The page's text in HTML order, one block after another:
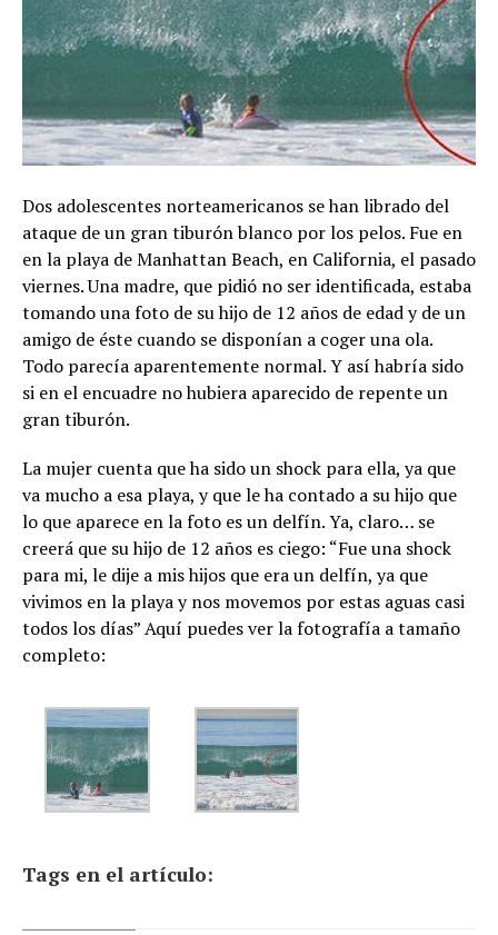
Dos adolescentes norteamericanos se han librado del
ataque de un gran tiburón blanco por los pelos. Fue en
en la playa de Manhattan Beach, en California, el pasado
viernes. Una madre, que pidió no ser identificada, estaba
tomando una foto de su hijo de 12 años de edad y de un
amigo de éste cuando se disponían a coger una ola.
Todo parecía aparentemente normal. Y así habría sido
si en el encuadre no hubiera aparecido de repente un
gran tiburón.
La mujer cuenta que ha sido un shock para ella, ya que
va mucho a esa playa, y que le ha contado a su hijo que
lo que aparece en la foto es un delfín. Ya, claro… se
creerá que su hijo de 12 años es ciego: “Fue una shock
para mi, le dije a mis hijos que era un delfín, ya que
vivimos en la playa y nos movemos por estas aguas casi
todos los días” Aquí puedes ver la fotografía a tamaño
completo:
Tags en el artículo: